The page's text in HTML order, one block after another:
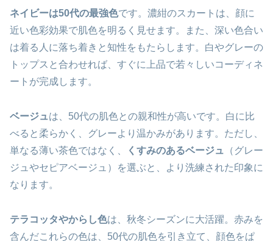
ネイビーは50代の最強色です。濃紺のスカートは、顔に
近い色彩効果で肌色を明るく見せます。また、深い色合い
は着る人に落ち着きと知性をもたらします。白やグレーの
トップスと合わせれば、すぐに上品で若々しいコーディネ
ートが完成します。
ベージュは、50代の肌色との親和性が高いです。白に比
べると柔らかく、グレーより温かみがあります。ただし、
単なる薄い茶色ではなく、
くすみのあるベージュ
（グレー
ジュやセピアベージュ）を選ぶと、より洗練された印象に
なります。
テラコッタやからし色は、秋冬シーズンに大活躍。赤みを
含んだこれらの色は、50代の肌色を引き立て、顔色をぱ